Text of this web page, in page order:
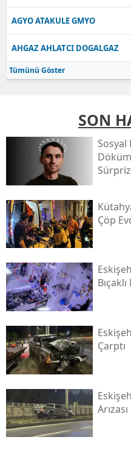
AGYO ATAKULE GMYO
AHGAZ AHLATCI DOGALGAZ
Tümünü Göster
SON
Sosyal
Çöp
Çarptı